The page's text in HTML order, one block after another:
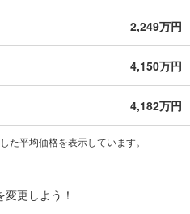
2,249万円
4,150万円
4,182万円
た平均価格を表示しています。
変更しよう！